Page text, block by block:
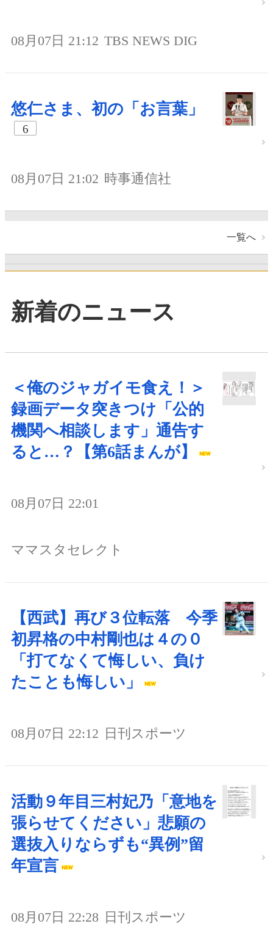
08月07日 21:12 TBS NEWS DIG
悠仁さま、初の「お言葉」
6
08月07日 21:02 時事通信社
一覧へ
新着のニュース
＜俺のジャガイモ食え！＞
録画データ突きつけ「公的
機関へ相談します」通告す
ると…？【第6話まんが】
08月07日 22:01
ママスタセレクト
【西武】再び３位転落 今季
初昇格の中村剛也は４の０
「打てなくて悔しい、負け
たことも悔しい」
08月07日 22:12 日刊スポーツ
活動９年目三村妃乃「意地を
張らせてください」悲願の
選抜入りならずも“異例”留
年宣言
08月07日 22:28 日刊スポーツ